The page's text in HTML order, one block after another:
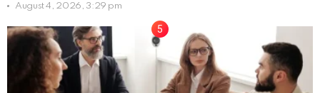
August 4, 2026, 3:29 pm